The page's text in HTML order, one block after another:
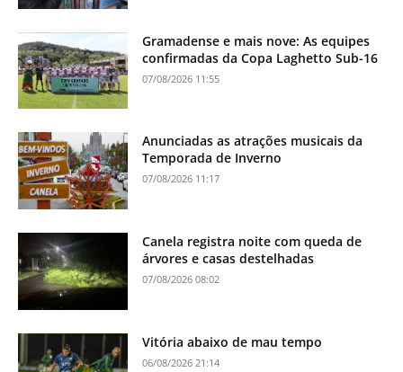
Gramadense e mais nove: As equipes
confirmadas da Copa Laghetto Sub-16
07/08/2026 11:55
Anunciadas as atrações musicais da
Temporada de Inverno
07/08/2026 11:17
Canela registra noite com queda de
árvores e casas destelhadas
07/08/2026 08:02
Vitória abaixo de mau tempo
06/08/2026 21:14